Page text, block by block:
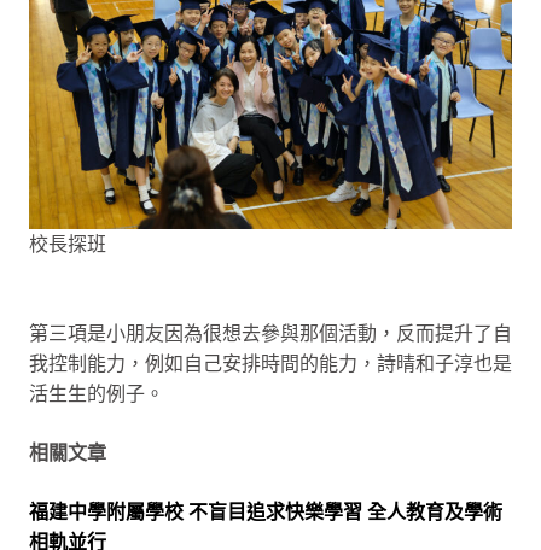
校長探班
第三項是小朋友因為很想去參與那個活動，反而提升了自
我控制能力，例如自己安排時間的能力，詩晴和子淳也是
活生生的例子。
相關文章
福建中學附屬學校 不盲目追求快樂學習 全人教育及學術
相軌並行